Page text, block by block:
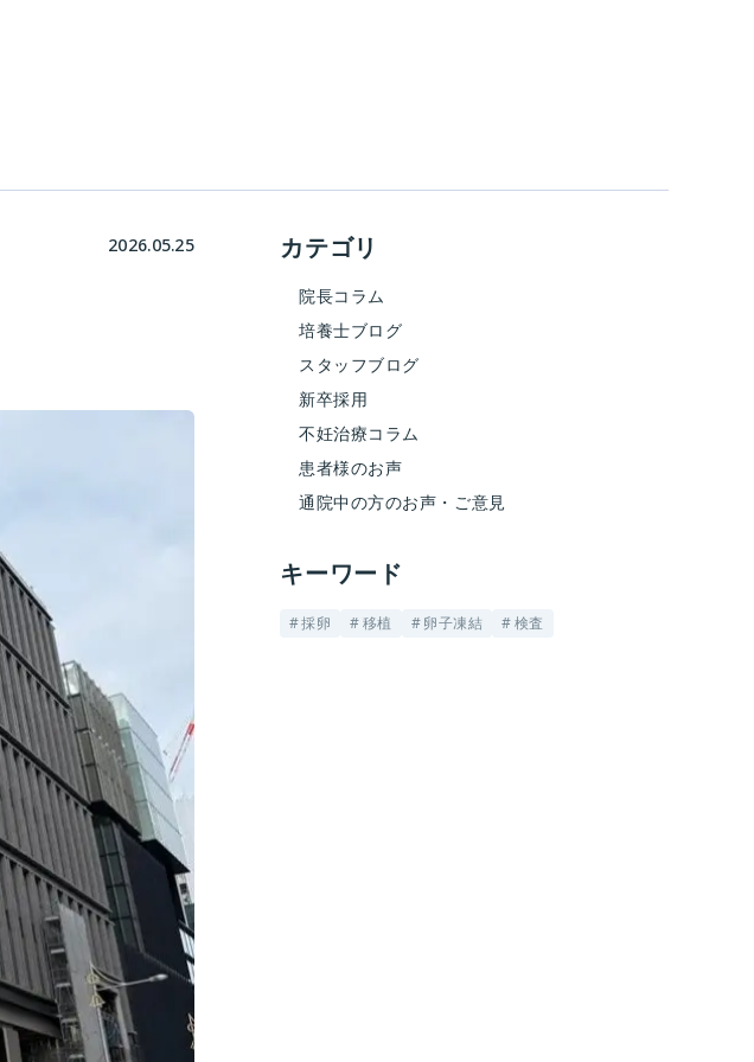
2026.05.25 カテゴリ
院長コラム
培養士ブログ
スタッフブログ
新卒採用
不妊治療コラム
患者様のお声
通院中の方のお声・ご意見
キーワード
採卵 移植 卵子凍結 検査